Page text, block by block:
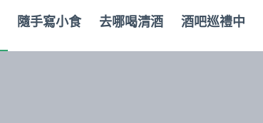
隨手寫小食 去哪喝清酒 酒吧巡禮中